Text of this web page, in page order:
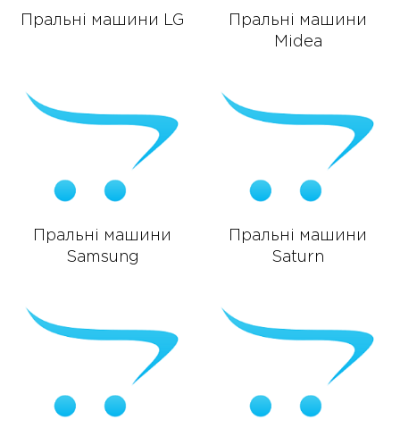
Пральні машини LG
Пральні машини
Midea
Пральні машини
Samsung
Пральні машини
Saturn